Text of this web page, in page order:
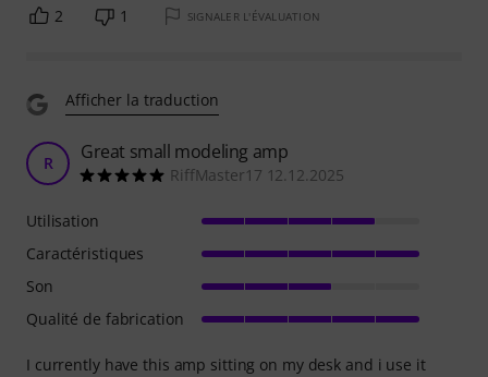
2 1 SIGNALER L'ÉVALUATION
Afficher la traduction
R Great small modeling amp
RiffMaster17 12.12.2025
I currently have this amp sitting on my desk and i use it
Utilisation
Caractéristiques
Son
Qualité de fabrication